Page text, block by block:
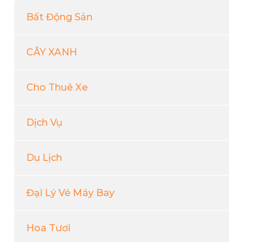
Bất Động Sản
CÂY XANH
Cho Thuê Xe
Dịch Vụ
Du Lịch
Đại Lý Vé Máy Bay
Hoa Tươi